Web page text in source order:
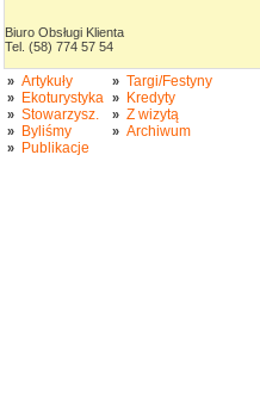
Biuro Obsługi Klienta
Tel. (58) 774 57 54
» Artykuły
» Ekoturystyka
» Stowarzysz.
» Byliśmy
» Publikacje
» Targi/Festyny
» Kredyty
» Z wizytą
» Archiwum